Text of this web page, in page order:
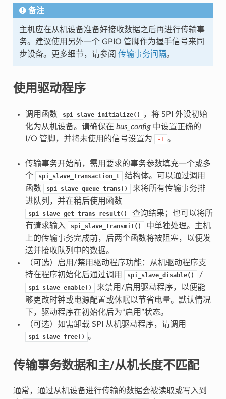
备注
主机应在从机设备准备好接收数据之后再进行传输事
务。建议使用另外一个 GPIO 管脚作为握手信号来同
步设备。更多细节，请参阅 传输事务间隔。
使用驱动程序
调用函数 spi_slave_initialize()
，将 SPI 外设初始
化为从机设备。请确保在 bus_config中设置正确的
I/O 管脚，并将未使用的信号设置为
-1 。
传输事务开始前，需用要求的事务参数填充一个或多
个
spi_slave_transaction_t
结构体。可以通过调用
函数
spi_slave_queue_trans()
来将所有传输事务排
进队列，并在稍后使用函数
spi_slave_get_trans_result()
查询结果；也可以将所
有请求输入
spi_slave_transmit()
中单独处理。主机
上的传输事务完成前，后两个函数将被阻塞，以便发
送并接收队列中的数据。
（可选）启用/禁用驱动程序功能：从机驱动程序支
持在程序初始化后通过调用
spi_slave_disable() /
spi_slave_enable()
来禁用/启用驱动程序，以便能
够更改时钟或电源配置或休眠以节省电量。默认情况
下，驱动程序在初始化后为“启用”状态。
（可选）如需卸载 SPI 从机驱动程序，请调用
spi_slave_free() 。
传输事务数据和主/从机长度不匹配
通常，通过从机设备进行传输的数据会被读取或写入到